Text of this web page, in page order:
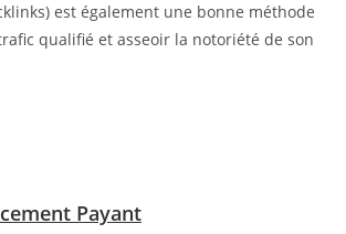
est également une bonne méthode
qualifié et asseoir la notoriété de son
Payant